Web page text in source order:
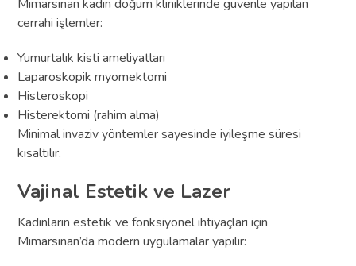
Mimarsinan kadın doğum kliniklerinde güvenle yapılan
cerrahi işlemler:
Yumurtalık kisti ameliyatları
Laparoskopik myomektomi
Histeroskopi
Histerektomi (rahim alma)
Minimal invaziv yöntemler sayesinde iyileşme süresi
kısaltılır.
Vajinal Estetik ve Lazer
Kadınların estetik ve fonksiyonel ihtiyaçları için
Mimarsinan’da modern uygulamalar yapılır: